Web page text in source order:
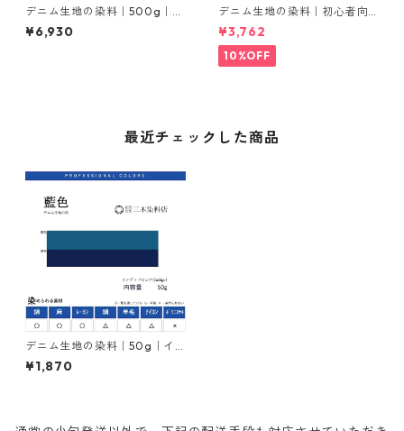
デニム生地の染料｜500g｜イ
ンディゴ｜インジゴ｜indigo
｜化学藍
¥6,930
デニム生地の染料｜初心者向
けセット販売20g｜インディ
ゴ｜インジゴ｜indigo｜化学
藍
¥3,762
10%OFF
最近チェックした商品
デニム生地の染料｜50g｜イ
ンディゴ｜インジゴ｜indigo
｜化学藍
¥1,870